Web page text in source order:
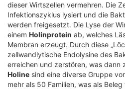
dieser Wirtszellen vermehren. Die
Infektionszyklus lysiert und die
werden freigesetzt. Die Lyse der
einem Holinprotein ab, welches
Membran erzeugt. Durch diese
zellwandlytische Endolysine des
erreichen und zerstören, was dann
Holine sind eine diverse Gruppe
mehr als 50 Familien, was als